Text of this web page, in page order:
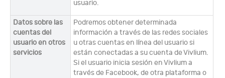
usuario.
Datos sobre las
cuentas del
usuario en otros
servicios
Podremos obtener determinada
información a través de las redes sociales
u otras cuentas en línea del usuario si
están conectadas a su cuenta de Vivlium.
Si el usuario inicia sesión en Vivlium a
través de Facebook, de otra plataforma o